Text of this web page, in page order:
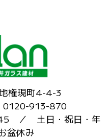
権現町4-4-3
0120-913-870
／ 土日・祝日・年
盆休み